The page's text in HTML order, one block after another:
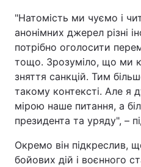
"Натомість ми чуємо і
анонімних джерел різні
потрібно оголосити
тощо. Зрозуміло, що ми
зняття санкцій. Тим
такому контексті. Але
мірою наше питання, а
президента та уряду", –
Окремо він підкреслив,
бойових дій і воєнного